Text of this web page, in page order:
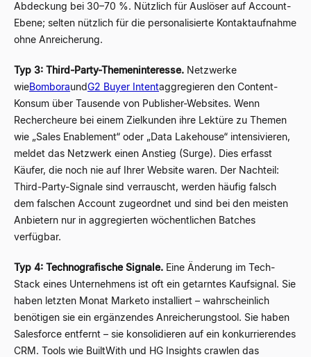
Abdeckung bei 30–70 %. Nützlich für Auslöser auf Account-
Ebene; selten nützlich für die personalisierte Kontaktaufnahme
ohne Anreicherung.
Typ 3: Third-Party-Themeninteresse. Netzwerke
wieBomboraundG2 Buyer Intentaggregieren den Content-
Konsum über Tausende von Publisher-Websites. Wenn
Rechercheure bei einem Zielkunden ihre Lektüre zu Themen
wie „Sales Enablement“ oder „Data Lakehouse“ intensivieren,
meldet das Netzwerk einen Anstieg (Surge). Dies erfasst
Käufer, die noch nie auf Ihrer Website waren. Der Nachteil:
Third-Party-Signale sind verrauscht, werden häufig falsch
dem falschen Account zugeordnet und sind bei den meisten
Anbietern nur in aggregierten wöchentlichen Batches
verfügbar.
Typ 4: Technografische Signale. Eine Änderung im Tech-
Stack eines Unternehmens ist oft ein getarntes Kaufsignal. Sie
haben letzten Monat Marketo installiert – wahrscheinlich
benötigen sie ein ergänzendes Anreicherungstool. Sie haben
Salesforce entfernt – sie konsolidieren auf ein konkurrierendes
CRM. Tools wie BuiltWith und HG Insights crawlen das